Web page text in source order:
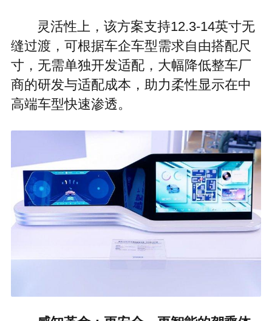
灵活性上，该方案支持12.3-14英寸无
缝过渡，可根据车企车型需求自由搭配尺
寸，无需单独开发适配，大幅降低整车厂
商的研发与适配成本，助力柔性显示在中
高端车型快速渗透。